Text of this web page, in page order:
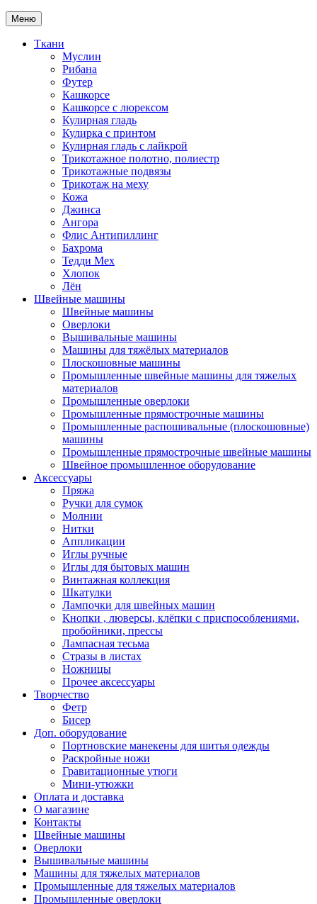
Меню
Ткани
Муслин
Рибана
Футер
Кашкорсе
Кашкорсе с люрексом
Кулирная гладь
Кулирка с принтом
Кулирная гладь с лайкрой
Трикотажное полотно, полиестр
Трикотажные подвязы
Трикотаж на меху
Кожа
Джинса
Ангора
Флис Антипиллинг
Бахрома
Тедди Мех
Хлопок
Лён
Швейные машины
Швейные машины
Оверлоки
Вышивальные машины
Машины для тяжёлых материалов
Плоскошовные машины
Промышленные швейные машины для тяжелых
материалов
Промышленные оверлоки
Промышленные прямострочные машины
Промышленные распошивальные (плоскошовные)
машины
Промышленные прямострочные швейные машины
Швейное промышленное оборудование
Аксессуары
Пряжа
Ручки для сумок
Молнии
Нитки
Аппликации
Иглы ручные
Иглы для бытовых машин
Винтажная коллекция
Шкатулки
Лампочки для швейных машин
Кнопки , люверсы, клёпки с приспособлениями,
пробойники, прессы
Лампасная тесьма
Стразы в листах
Ножницы
Прочее аксессуары
Творчество
Фетр
Бисер
Доп. оборудование
Портновские манекены для шитья одежды
Раскройные ножи
Гравитационные утюги
Мини-утюжки
Оплата и доставка
О магазине
Контакты
Швейные машины
Оверлоки
Вышивальные машины
Машины для тяжелых материалов
Промышленные для тяжелых материалов
Промышленные оверлоки